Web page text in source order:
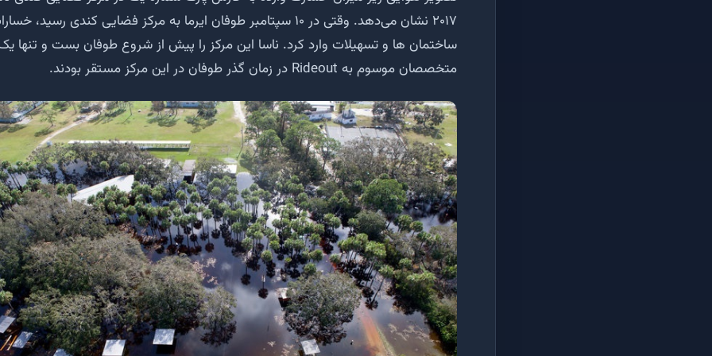
۲۰۱۷ نشان می‌دهد. وقتی در ۱۰ سپتامبر طوفان ایرما به مرکز فضایی کندی
ساختمان ها و تسهیلات وارد کرد. ناسا این مرکز را پیش از شروع طوفان بست و تنها
متخصصان موسوم به Rideout در زمان گذر طوفان در این مرکز مستقر بودند.